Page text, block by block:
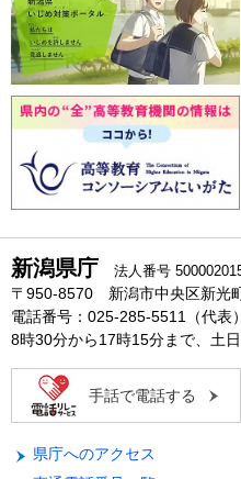
新潟県庁 法人番号
〒950-8570 新潟市中央区新光
電話番号：025-285-5511（代表）
8時30分から17時15分まで、土
手話で電話する
県庁へのアクセス